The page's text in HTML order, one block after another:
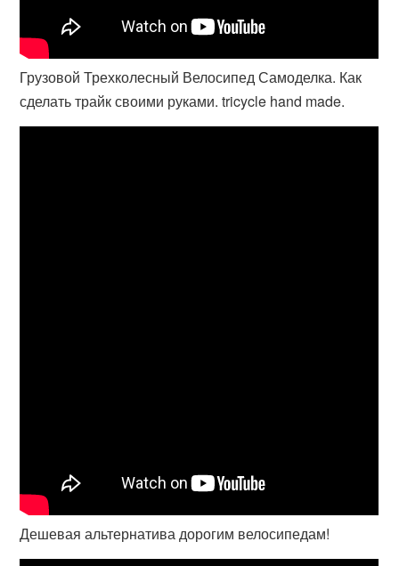
Грузовой Трехколесный Велосипед Самоделка. Как
сделать трайк своими руками. tricycle hand made.
Дешевая альтернатива дорогим велосипедам!